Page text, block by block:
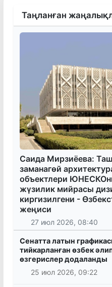
Таңланған
Саида Мирзиёева:
заманагөй
объектлери
жүзилик мийрасы
киргизилгени -
жеңиси
27 июл 2026, 08:40
Сенатта латын
тийкарланған өзбек
өзгерислер додаланды
25 июл 2026, 09:22